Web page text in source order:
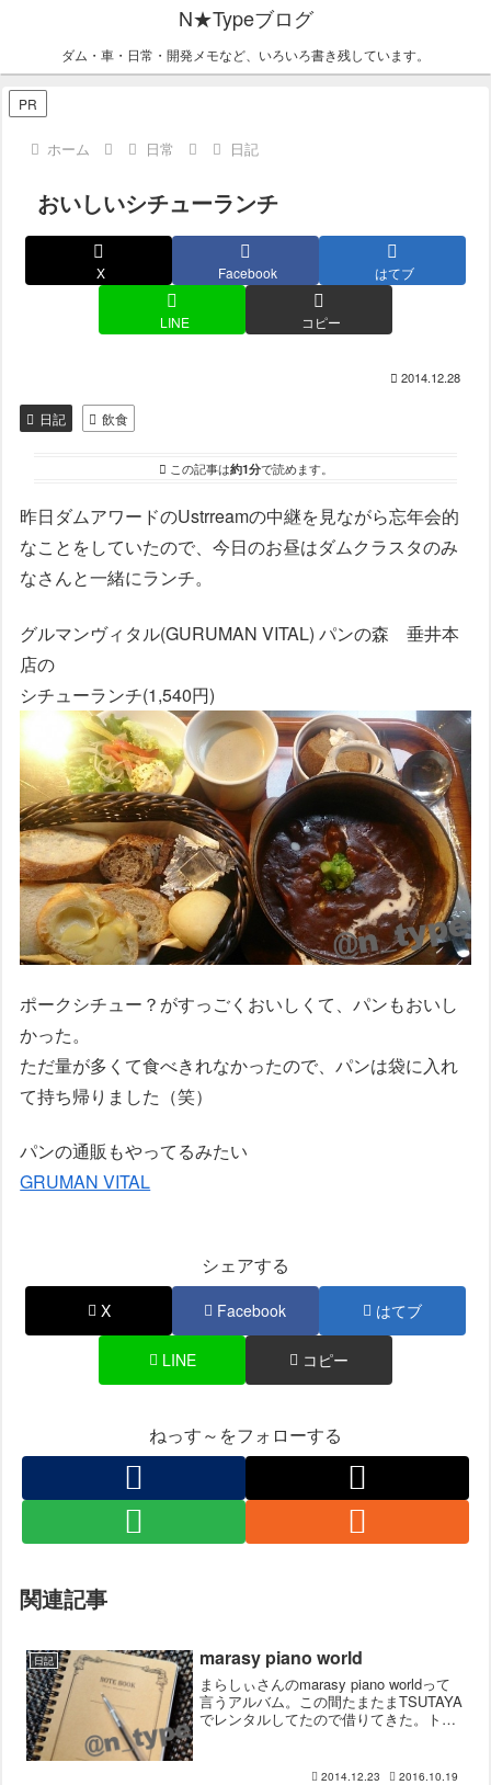
N★Typeブログ
ダム・車・日常・開発メモなど、いろいろ書き残しています。
PR
ホーム 日常 日記
おいしいシチューランチ
X Facebook はてブ
LINE コピー
2014.12.28
日記 飲食
この記事は約1分で読めます。
昨日ダムアワードのUstrreamの中継を見ながら忘年会的
なことをしていたので、今日のお昼はダムクラスタのみ
なさんと一緒にランチ。
グルマンヴィタル(GURUMAN VITAL) パンの森 垂井本
店の
シチューランチ(1,540円)
ポークシチュー？がすっごくおいしくて、パンもおいし
かった。
ただ量が多くて食べきれなかったので、パンは袋に入れ
て持ち帰りました（笑）
パンの通販もやってるみたい
GRUMAN VITAL
シェアする
X Facebook はてブ
LINE コピー
ねっす～をフォローする
関連記事
日記 marasy piano world
まらしぃさんのmarasy piano worldって
言うアルバム。この間たまたまTSUTAYA
でレンタルしてたので借りてきた。トヨ
ディスコ(Perfume) → ...
2014.12.23 2016.10.19